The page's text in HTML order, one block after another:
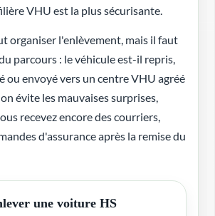
VHU est la plus sécurisante.
organiser l'enlèvement, mais il faut
parcours : le véhicule est-il repris,
ou envoyé vers un centre VHU agréé
évite les mauvaises surprises,
recevez encore des courriers,
d'assurance après la remise du
une voiture HS